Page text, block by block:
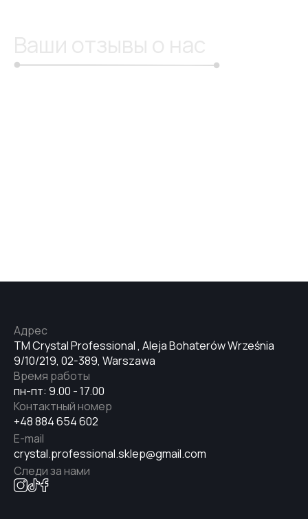
TM Crystal Professional , Aleja Bohaterów Września
9/10/219, 02-389, Warszawa
Адрес
пн-пт: 9.00 - 17.00
Время работы
+48 884 654 602
Контактный номер
crystal.professional.sklep@gmail.com
E-mail
Следи за нами